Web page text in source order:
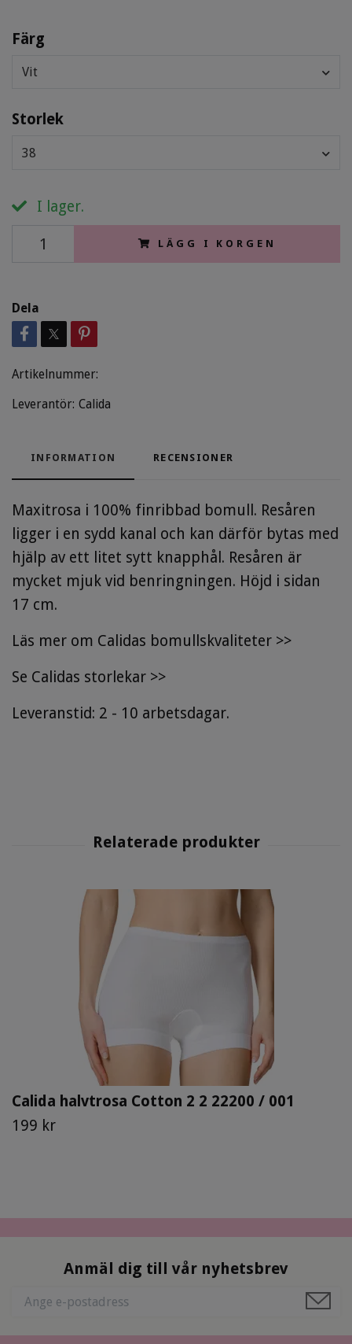
Färg
Vit
Storlek
38
I lager.
LÄGG I KORGEN
Dela
Artikelnummer:
Leverantör: Calida
INFORMATION RECENSIONER
Maxitrosa i 100% finribbad bomull. Resåren
ligger i en sydd kanal och kan därför bytas med
hjälp av ett litet sytt knapphål. Resåren är
mycket mjuk vid benringningen. Höjd i sidan
17 cm.
Läs mer om Calidas bomullskvaliteter >>
Se Calidas storlekar >>
Leveranstid: 2 - 10 arbetsdagar.
Calida halvtrosa Cotton 2 2 22200 / 001
199 kr
Anmäl dig till vår nyhetsbrev